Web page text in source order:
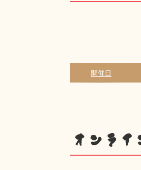
開催日
オンラ